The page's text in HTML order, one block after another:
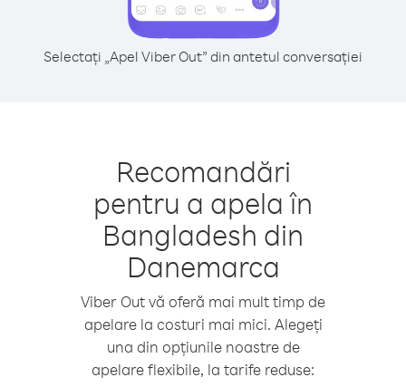
Selectați „Apel Viber Out” din antetul conversației
Recomandări
pentru a apela în
Bangladesh din
Danemarca
Viber Out vă oferă mai mult timp de
apelare la costuri mai mici. Alegeți
una din opțiunile noastre de
apelare flexibile, la tarife reduse: